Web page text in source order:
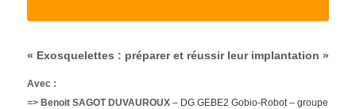
« Exosquelettes : préparer et réussir leur implantation »
Avec :
=> Benoit SAGOT DUVAUROUX– DG GEBE2 Gobio-Robot – groupe